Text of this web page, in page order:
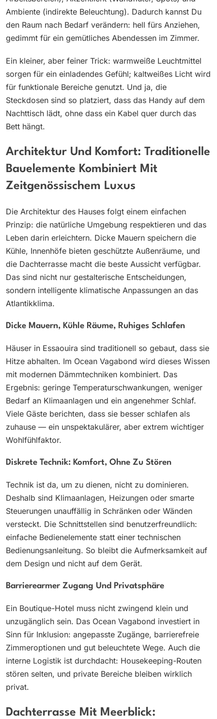
Ambiente (indirekte Beleuchtung). Dadurch kannst Du
den Raum nach Bedarf verändern: hell fürs Anziehen,
gedimmt für ein gemütliches Abendessen im Zimmer.
Ein kleiner, aber feiner Trick: warmweiße Leuchtmittel
sorgen für ein einladendes Gefühl; kaltweißes Licht wird
für funktionale Bereiche genutzt. Und ja, die
Steckdosen sind so platziert, dass das Handy auf dem
Nachttisch lädt, ohne dass ein Kabel quer durch das
Bett hängt.
Architektur Und Komfort: Traditionelle
Bauelemente Kombiniert Mit
Zeitgenössischem Luxus
Die Architektur des Hauses folgt einem einfachen
Prinzip: die natürliche Umgebung respektieren und das
Leben darin erleichtern. Dicke Mauern speichern die
Kühle, Innenhöfe bieten geschützte Außenräume, und
die Dachterrasse macht die beste Aussicht verfügbar.
Das sind nicht nur gestalterische Entscheidungen,
sondern intelligente klimatische Anpassungen an das
Atlantikklima.
Dicke Mauern, Kühle Räume, Ruhiges Schlafen
Häuser in Essaouira sind traditionell so gebaut, dass sie
Hitze abhalten. Im Ocean Vagabond wird dieses Wissen
mit modernen Dämmtechniken kombiniert. Das
Ergebnis: geringe Temperaturschwankungen, weniger
Bedarf an Klimaanlagen und ein angenehmer Schlaf.
Viele Gäste berichten, dass sie besser schlafen als
zuhause — ein unspektakulärer, aber extrem wichtiger
Wohlfühlfaktor.
Diskrete Technik: Komfort, Ohne Zu Stören
Technik ist da, um zu dienen, nicht zu dominieren.
Deshalb sind Klimaanlagen, Heizungen oder smarte
Steuerungen unauffällig in Schränken oder Wänden
versteckt. Die Schnittstellen sind benutzerfreundlich:
einfache Bedienelemente statt einer technischen
Bedienungsanleitung. So bleibt die Aufmerksamkeit auf
dem Design und nicht auf dem Gerät.
Barrierearmer Zugang Und Privatsphäre
Ein Boutique-Hotel muss nicht zwingend klein und
unzugänglich sein. Das Ocean Vagabond investiert in
Sinn für Inklusion: angepasste Zugänge, barrierefreie
Zimmeroptionen und gut beleuchtete Wege. Auch die
interne Logistik ist durchdacht: Housekeeping-Routen
stören selten, und private Bereiche bleiben wirklich
privat.
Dachterrasse Mit Meerblick: